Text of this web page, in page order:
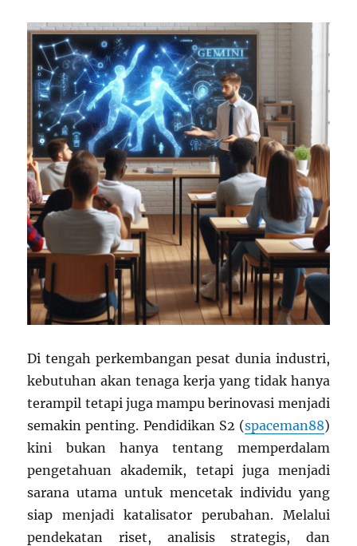
Di tengah perkembangan pesat dunia industri,
kebutuhan akan tenaga kerja yang tidak hanya
terampil tetapi juga mampu berinovasi menjadi
semakin penting. Pendidikan S2 (spaceman88)
kini bukan hanya tentang memperdalam
pengetahuan akademik, tetapi juga menjadi
sarana utama untuk mencetak individu yang
siap menjadi katalisator perubahan. Melalui
pendekatan riset, analisis strategis, dan